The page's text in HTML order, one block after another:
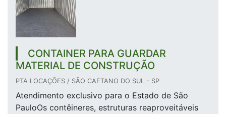
CONTAINER PARA GUARDAR
MATERIAL DE CONSTRUÇÃO
PTA LOCAÇÕES / SÃO CAETANO DO SUL - SP
Atendimento exclusivo para o Estado de São
PauloOs contêineres, estruturas reaproveitáveis